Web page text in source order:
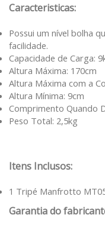
Caracteristicas:
Possui um nível bolha
facilidade.
Capacidade de Carga:
Altura Máxima: 170cm
Altura Máxima com a
Altura Mínima: 9cm
Comprimento Quando
Peso Total: 2,5kg
Itens Inclusos:
1 Tripé Manfrotto
Garantia do